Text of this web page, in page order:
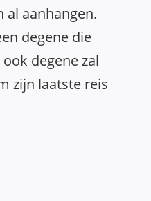
al aanhangen.
degene die
degene zal
zijn laatste reis